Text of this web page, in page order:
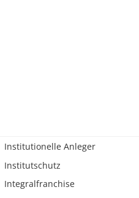
Institutionelle Anleger
Institutschutz
Integralfranchise